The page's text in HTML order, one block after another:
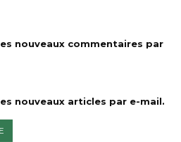
nouveaux commentaires par
nouveaux articles par e-mail.